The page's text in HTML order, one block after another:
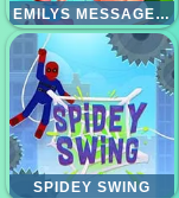
EMILYS MESSAGE IN A BOTTLE
SPIDEY SWING